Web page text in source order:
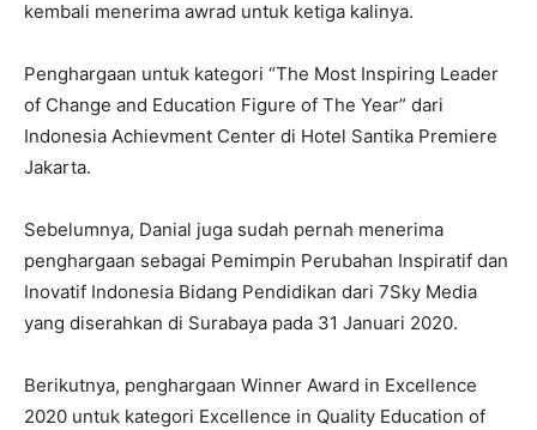
kembali menerima awrad untuk ketiga kalinya.
Penghargaan untuk kategori “The Most Inspiring Leader
of Change and Education Figure of The Year” dari
Indonesia Achievment Center di Hotel Santika Premiere
Jakarta.
Sebelumnya, Danial juga sudah pernah menerima
penghargaan sebagai Pemimpin Perubahan Inspiratif dan
Inovatif Indonesia Bidang Pendidikan dari 7Sky Media
yang diserahkan di Surabaya pada 31 Januari 2020.
Berikutnya, penghargaan Winner Award in Excellence
2020 untuk kategori Excellence in Quality Education of